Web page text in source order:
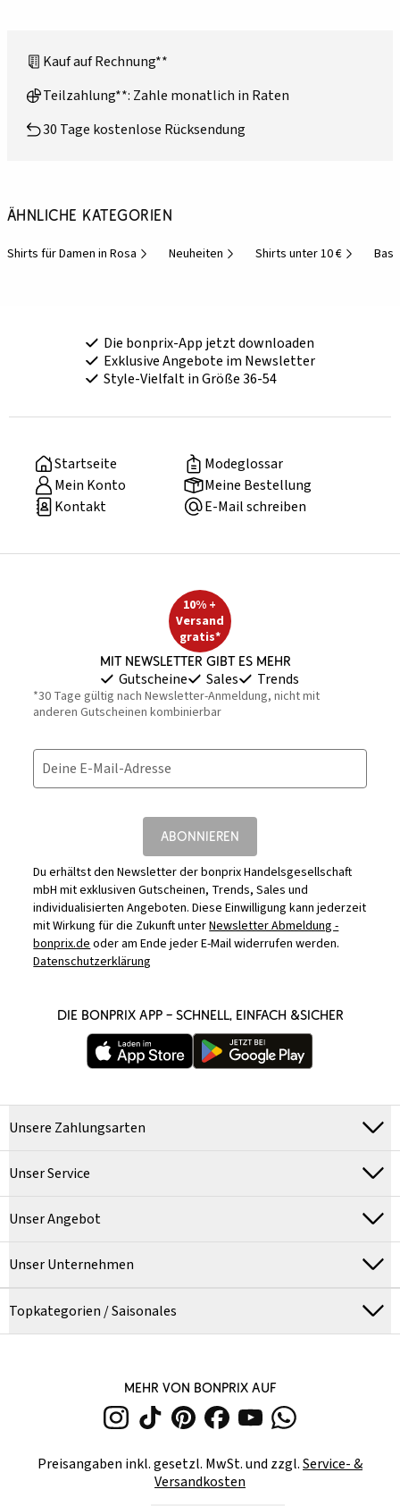
Kauf auf Rechnung**
Teilzahlung**: Zahle monatlich in Raten
30 Tage kostenlose Rücksendung
Ähnliche Kategorien
Shirts für Damen in Rosa Neuheiten Shirts unter 10 €
Die bonprix-App jetzt downloaden
Exklusive Angebote im Newsletter
Style-Vielfalt in Größe 36-54
Startseite
Modeglossar
Mein Konto
Meine Bestellung
Kontakt
E-Mail schreiben
10% +
Versand
gratis*
Mit Newsletter gibt es mehr
Gutscheine Sales Trends
*30 Tage gültig nach Newsletter-Anmeldung, nicht mit
anderen Gutscheinen kombinierbar
Deine E-Mail-Adresse
ABONNIEREN
Du erhältst den Newsletter der bonprix Handelsgesellschaft
mbH mit exklusiven Gutscheinen, Trends, Sales und
individualisierten Angeboten. Diese Einwilligung kann jederzeit
mit Wirkung für die Zukunft unterNewsletter Abmeldung -
bonprix.deoder am Ende jeder E-Mail widerrufen werden.
Datenschutzerklärung
DIE BONPRIX APP – SCHNELL, EINFACH &SICHER
Unsere Zahlungsarten
Unser Service
Unser Angebot
Unser Unternehmen
Topkategorien / Saisonales
MEHR VON BONPRIX AUF
Preisangaben inkl. gesetzl. MwSt. und zzgl.Service- &
Versandkosten